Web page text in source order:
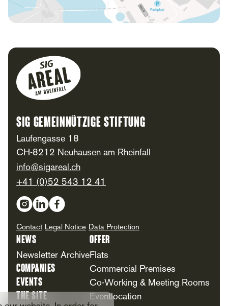
SIG Gemeinnützige Stiftung
Laufengasse 18
CH-8212 Neuhausen am Rheinfall
info@sigareal.ch
+41 (0)52 543 12 41
Social Media
Contact Legal Notice Data Protection
News
Newsletter Archive
Companies
Events
The Site
Offer
Flats
Commercial Premises
Co-Working & Meeting Rooms
Eventlocation